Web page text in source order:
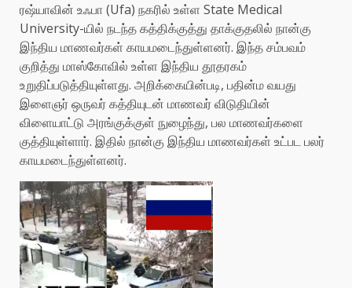
ரஷ்யாவின் உஃபா (Ufa) நகரில் உள்ள State Medical
University-யில் நடந்த கத்திக்குத்து தாக்குதலில் நான்கு
இந்திய மாணவர்கள் காயமடைந்துள்ளனர். இந்த சம்பவம்
குறித்து மாஸ்கோவில் உள்ள இந்திய தூதரகம்
உறுதிப்படுத்தியுள்ளது. அறிக்கையின்படி, பதின்ம வயது
இளைஞர் ஒருவர் கத்தியுடன் மாணவர் விடுதியின்
விளையாட்டு அரங்குக்குள் நுழைந்து, பல மாணவர்களை
குத்தியுள்ளார். இதில் நான்கு இந்திய மாணவர்கள் உட்பட பலர்
காயமடைந்துள்ளனர்.